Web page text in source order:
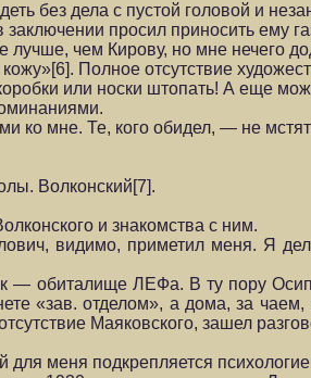
без дела с пустой головой и
просил приносить ему
лучше, чем Кирову, но мне нечего
Полное отсут­ствие
или носки штопать! А еще
ко мне. Те, кого оби­дел, — не
Волконский[7].
и знакомства с ним.
видимо, приме­тил меня. Я
обиталище ЛЕФа. В ту пору
«зав. отделом», а дома, за
Маяков­ского, зашел
для меня подкрепляется